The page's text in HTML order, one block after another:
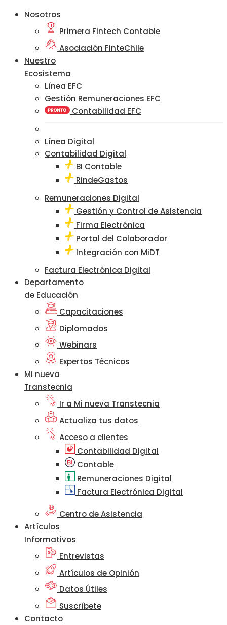
Nosotros
Primera Fintech Contable
Asociación FinteChile
Nuestro
Ecosistema
Línea EFC
Gestión Remuneraciones EFC
Contabilidad EFC
Línea Digital
Contabilidad Digital
BI Contable
RindeGastos
Remuneraciones Digital
Gestión y Control de Asistencia
Firma Electrónica
Portal del Colaborador
Integración con MiDT
Factura Electrónica Digital
Departamento
de Educación
Capacitaciones
Diplomados
Webinars
Expertos Técnicos
Mi nueva
Transtecnia
Ir a Mi nueva Transtecnia
Actualiza tus datos
Acceso a clientes
Contabilidad Digital
Contable
Remuneraciones Digital
Factura Electrónica Digital
Centro de Asistencia
Artículos
Informativos
Entrevistas
Artículos de Opinión
Datos Útiles
Suscríbete
Contacto